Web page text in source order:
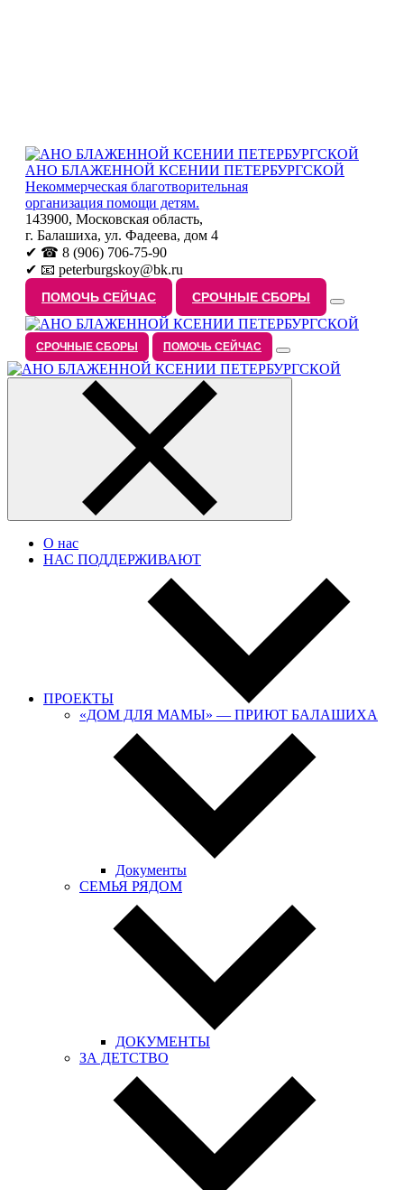
АНО БЛАЖЕННОЙ КСЕНИИ ПЕТЕРБУРГСКОЙ
Некоммерческая благотворительная
организация помощи детям.
143900, Московская область,
г. Балашиха, ул. Фадеева, дом 4
✔ ☎ 8 (906) 706-75-90
✔ 📧 peterburgskoy@bk.ru
ПОМОЧЬ СЕЙЧАС СРОЧНЫЕ СБОРЫ
СРОЧНЫЕ СБОРЫ ПОМОЧЬ СЕЙЧАС
О нас
НАС ПОДДЕРЖИВАЮТ
ПРОЕКТЫ
«ДОМ ДЛЯ МАМЫ» — ПРИЮТ БАЛАШИХА
Документы
СЕМЬЯ РЯДОМ
ДОКУМЕНТЫ
ЗА ДЕТСТВО